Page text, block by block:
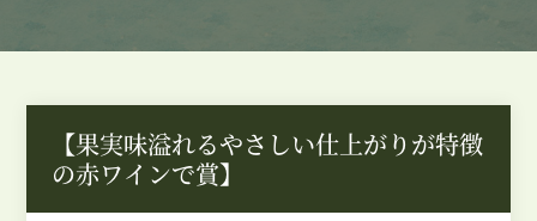
【果実味溢れるやさしい仕上がりが特徴
の赤ワインで賞】